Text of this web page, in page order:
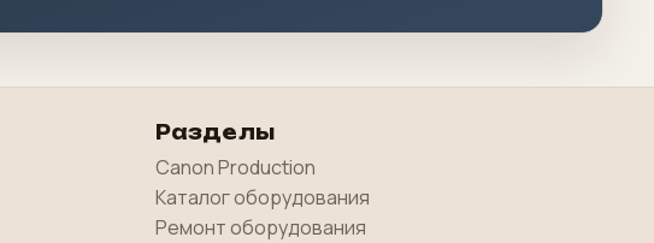
Разделы
Canon Production
Каталог оборудования
Ремонт оборудования